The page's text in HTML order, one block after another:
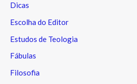
Dicas
Escolha do Editor
Estudos de Teologia
Fábulas
Filosofia